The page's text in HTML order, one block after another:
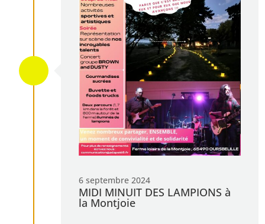
6 septembre 2024
MIDI MINUIT DES LAMPIONS à
la Montjoie